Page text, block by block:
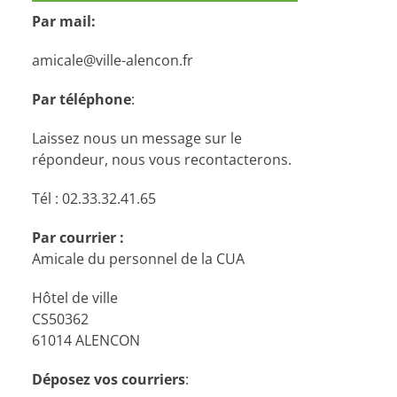
Par mail:
amicale@ville-alencon.fr
Par téléphone:
Laissez nous un message sur le
répondeur, nous vous recontacterons.
Tél : 02.33.32.41.65
Par courrier :
Amicale du personnel de la CUA
Hôtel de ville
CS50362
61014 ALENCON
Déposez vos courriers: